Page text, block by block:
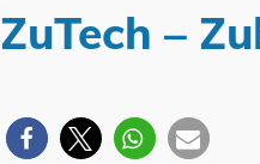
ZuTech –